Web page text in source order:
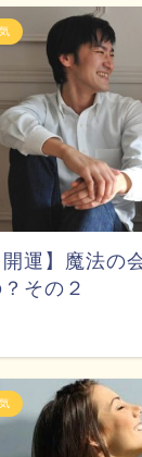
開運】魔法の
その２